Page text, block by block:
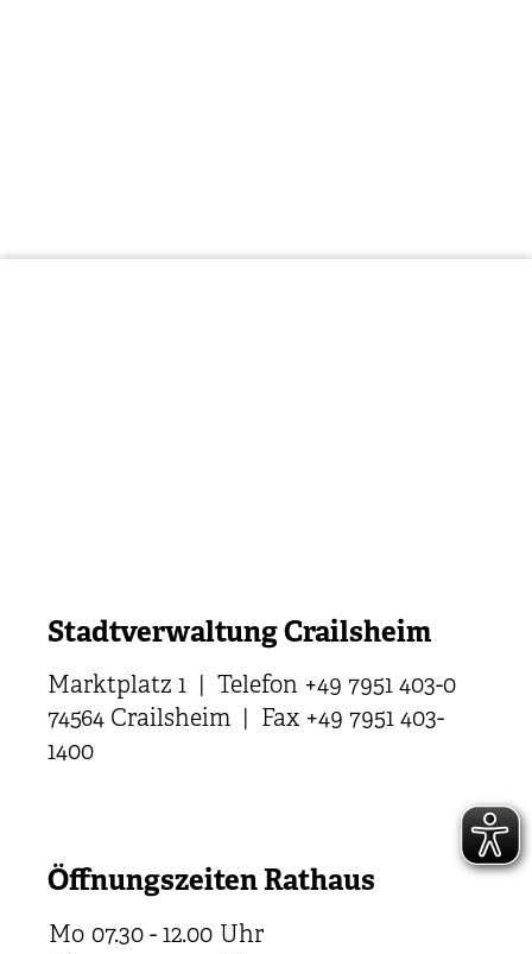
Stadtverwaltung Crailsheim
Marktplatz 1 | Telefon +49 7951 403-0
74564 Crailsheim | Fax +49 7951 403-
1400
Öffnungszeiten Rathaus
Mo 07.30 - 12.00 Uhr